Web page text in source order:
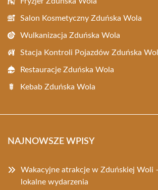
Salon Kosmetyczny Zduńska Wola
Wulkanizacja Zduńska Wola
Stacja Kontroli Pojazdów Zduńska
Restauracje Zduńska Wola
Kebab Zduńska Wola
NAJNOWSZE WPISY
Wakacyjne atrakcje w Zduńskiej Woli
lokalne wydarzenia